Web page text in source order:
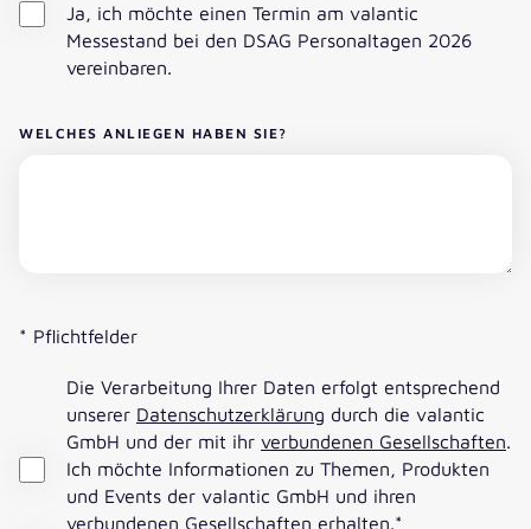
Ja, ich möchte einen Termin am valantic
Messestand bei den DSAG Personaltagen 2026
vereinbaren.
WELCHES ANLIEGEN HABEN SIE?
* Pflichtfelder
Die Verarbeitung Ihrer Daten erfolgt entsprechend
unserer Datenschutzerklärung durch die valantic
GmbH und der mit ihr verbundenen Gesellschaften.
Ich möchte Informationen zu Themen, Produkten
und Events der valantic GmbH und ihren
verbundenen Gesellschaften erhalten.*